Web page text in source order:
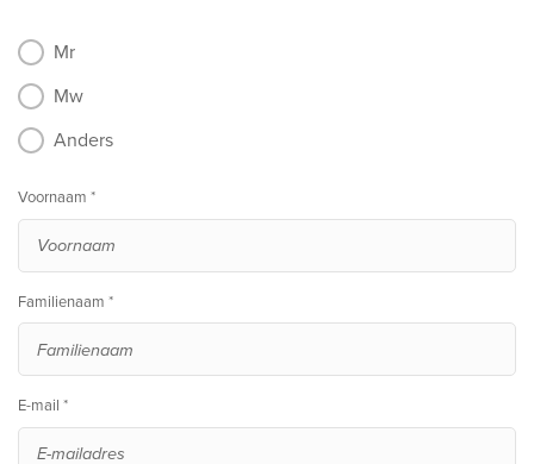
Mr
Mw
Anders
Voornaam *
Familienaam *
E-mail *